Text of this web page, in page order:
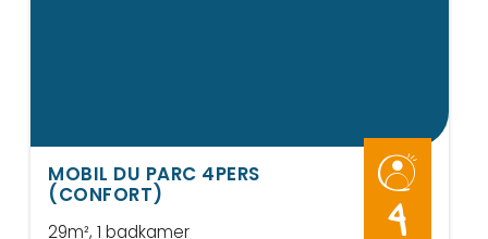
MOBIL DU PARC 4PERS
(CONFORT)
29m², 1 badkamer 4